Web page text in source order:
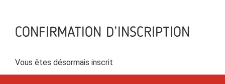
CONFIRMATION D’INSCRIPTION
Vous êtes désormais inscrit